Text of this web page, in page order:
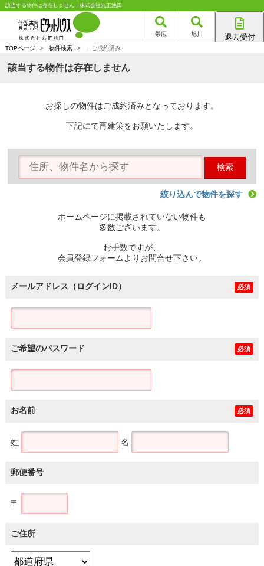
該当する物件は存在しません｜株式会社丸正池田
帯広 旭川 退去受付
TOPページ > 物件検索 > - ご成約済み
該当する物件は存在しません
お探しの物件はご成約済みとなっております。
下記にて再建策をお願いたします。
検索
絞り込んで物件を探す
ホームページに掲載されていない物件も
多数ございます。
お手数ですが、
会員登録フォームよりお問合せ下さい。
メールアドレス（ログインID） 必須
ご希望のパスワード 必須
お名前 必須
姓 名
郵便番号
〒
ご住所